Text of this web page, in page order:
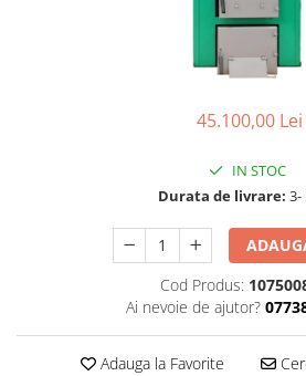
45.100,00 Lei
IN STOC
Durata de livrare: 3-
Cod Produs:
Ai nevoie de ajutor?
Adauga la Favorite